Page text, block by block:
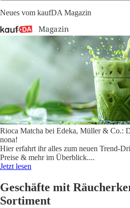
Neues vom kaufDA Magazin
Rioca Matcha bei Edeka, Müller & Co.:
nona!
Hier erfahrt ihr alles zum neuen Trend-
Preise & mehr im Überblick....
Jetzt lesen
Geschäfte mit
Sortiment